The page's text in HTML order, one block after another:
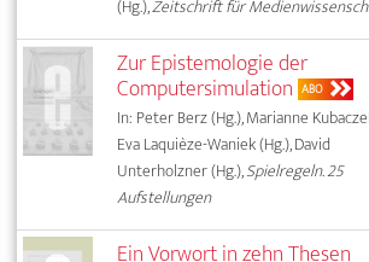
(Hg.),Zeitschrift für
Zur Epistemologie der
Computersimulation ABO
In: Peter Berz (Hg.), Marianne
Eva Laquièze-Waniek (Hg.), David
Unterholzner (Hg.),Spielregeln. 25
Aufstellungen
Ein Vorwort in zehn Thesen